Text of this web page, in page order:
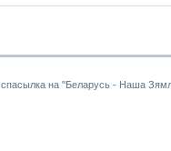
на "Беларусь - Наша